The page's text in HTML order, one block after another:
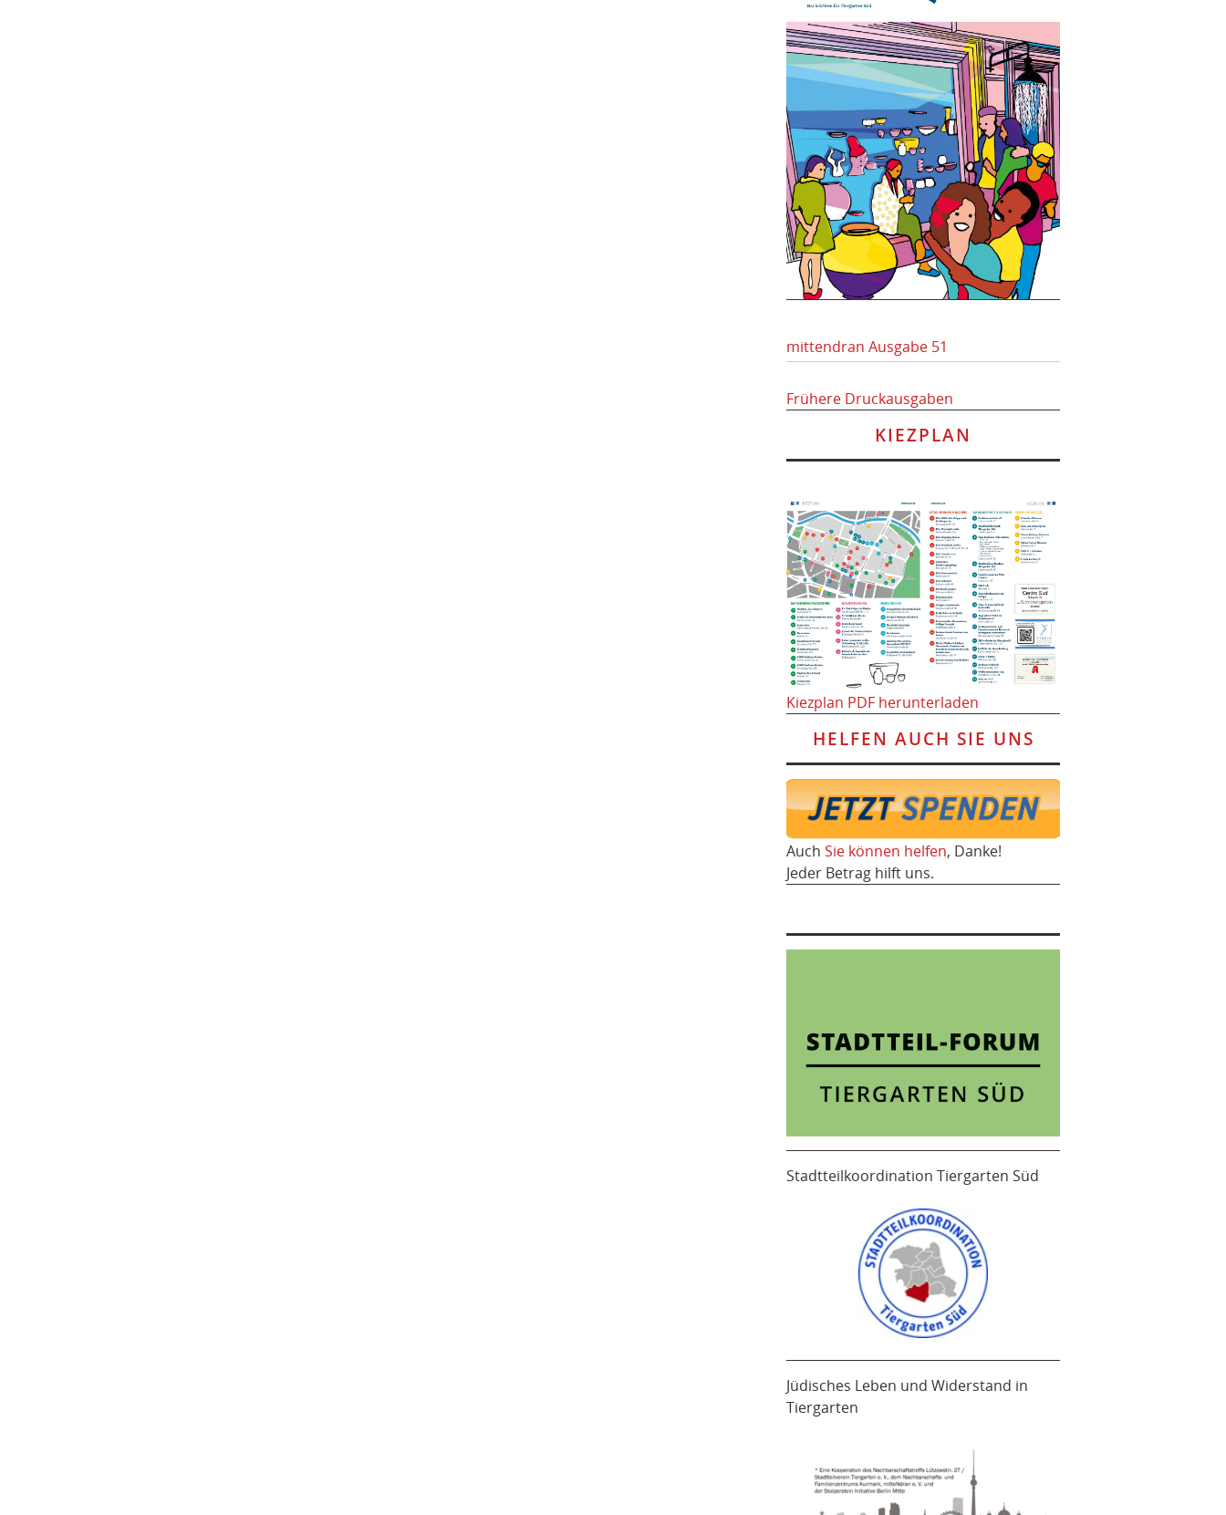
mittendran Ausgabe 51
Frühere Druckausgaben
KIEZPLAN
Kiezplan PDF herunterladen
HELFEN AUCH SIE UNS
Auch Sie können helfen, Danke!
Jeder Betrag hilft uns.
Stadtteilkoordination Tiergarten Süd
Jüdisches Leben und Widerstand in
Tiergarten